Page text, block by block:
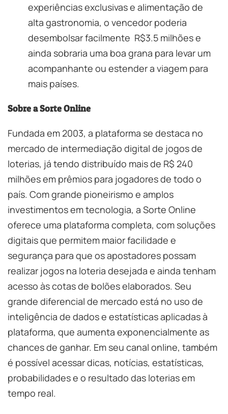
experiências exclusivas e alimentação de
alta gastronomia, o vencedor poderia
desembolsar facilmente R$3.5 milhões e
ainda sobraria uma boa grana para levar um
acompanhante ou estender a viagem para
mais países.
Sobre a Sorte Online
Fundada em 2003, a plataforma se destaca no
mercado de intermediação digital de jogos de
loterias, já tendo distribuído mais de R$ 240
milhões em prêmios para jogadores de todo o
país. Com grande pioneirismo e amplos
investimentos em tecnologia, a Sorte Online
oferece uma plataforma completa, com soluções
digitais que permitem maior facilidade e
segurança para que os apostadores possam
realizar jogos na loteria desejada e ainda tenham
acesso às cotas de bolões elaborados. Seu
grande diferencial de mercado está no uso de
inteligência de dados e estatísticas aplicadas à
plataforma, que aumenta exponencialmente as
chances de ganhar. Em seu canal online, também
é possível acessar dicas, notícias, estatísticas,
probabilidades e o resultado das loterias em
tempo real.